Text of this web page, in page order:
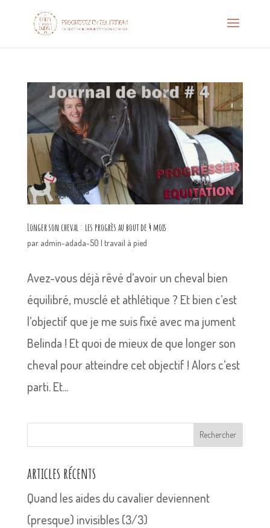
Longer son cheval : les progrès au bout de 4 mois
par admin-adada-50 | travail à pied
Avez-vous déjà rêvé d’avoir un cheval bien
équilibré, musclé et athlétique ? Et bien c’est
l’objectif que je me suis fixé avec ma jument
Belinda ! Et quoi de mieux de que longer son
cheval pour atteindre cet objectif ! Alors c’est
parti. Et...
Rechercher
articles récents
Quand les aides du cavalier deviennent
(presque) invisibles (3/3)